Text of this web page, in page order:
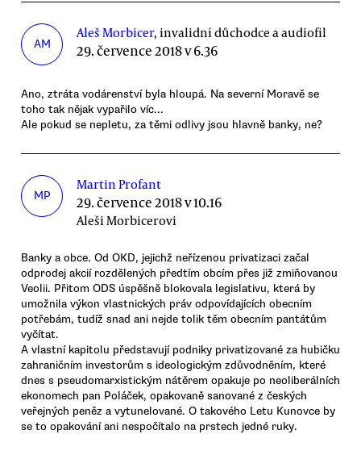
AM
Aleš Morbicer, invalidní důchodce a audiofil
29. července 2018 v 6.36
Ano, ztráta vodárenství byla hloupá. Na severní Moravě se
toho tak nějak vypařilo víc...
Ale pokud se nepletu, za těmi odlivy jsou hlavně banky, ne?
MP
Martin Profant
29. července 2018 v 10.16
Aleši Morbicerovi
Banky a obce. Od OKD, jejichž neřízenou privatizaci začal
odprodej akcií rozdělených předtím obcím přes již zmiňovanou
Veolii. Přitom ODS úspěšně blokovala legislativu, která by
umožnila výkon vlastnických práv odpovídajících obecním
potřebám, tudíž snad ani nejde tolik těm obecním pantátům
vyčítat.
A vlastní kapitolu představují podniky privatizované za hubičku
zahraničním investorům s ideologickým zdůvodněním, které
dnes s pseudomarxistickým nátěrem opakuje po neoliberálních
ekonomech pan Poláček, opakovaně sanované z českých
veřejných peněz a vytunelované. O takového Letu Kunovce by
se to opakování ani nespočítalo na prstech jedné ruky.